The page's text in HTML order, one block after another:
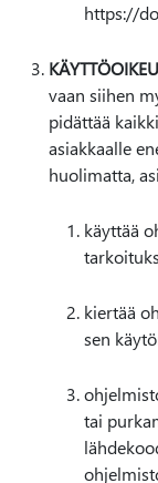
https://
vaan siihen
pidättää
asiakkaalle
huolimatta,
käyttää
kiertää
sen
tai